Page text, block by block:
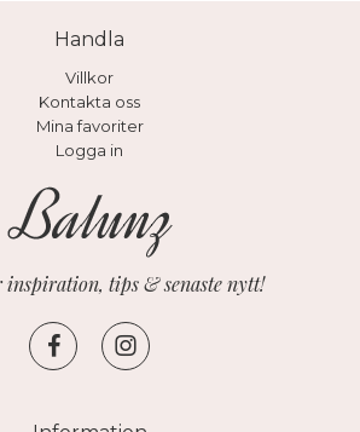
Handla
Villkor
Kontakta oss
Mina favoriter
Logga in
inspiration, tips & senaste nytt!